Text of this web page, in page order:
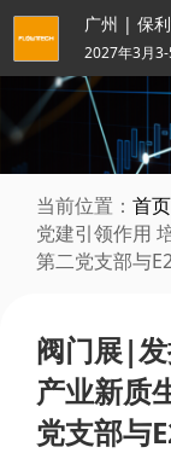
广州 | 保
2027年3月3-
当前位置： 首页
党建引领作用
第二党支部与
阀门展|
产业新质
党支部与